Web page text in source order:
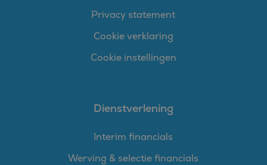
Privacy statement
Cookie verklaring
Cookie instellingen
Dienstverlening
Interim financials
Werving & selectie financials